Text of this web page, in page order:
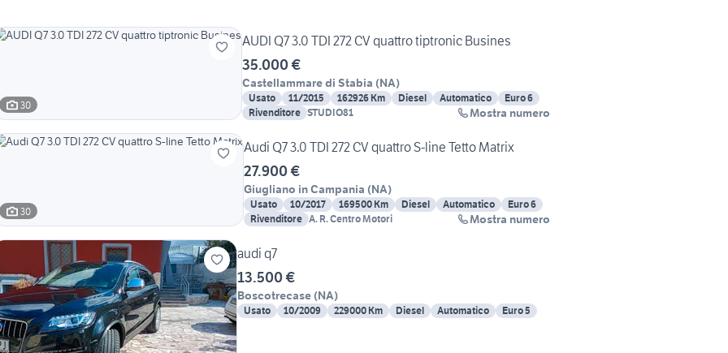
30
AUDI Q7 3.0 TDI 272 CV quattro tiptronic Busines
35.000 €
Castellammare di Stabia (NA)
Usato 11/2015 162926 Km Diesel Automatico
Euro 6
Rivenditore STUDIO81 Mostra numero
30
Audi Q7 3.0 TDI 272 CV quattro S-line Tetto Matrix
27.900 €
Giugliano in Campania (NA)
Usato 10/2017 169500 Km Diesel Automatico
Euro 6
Rivenditore A. R. Centro Motori Mostra numero
audi q7
13.500 €
Boscotrecase (NA)
Usato 10/2009 229000 Km Diesel Automatico Euro 5